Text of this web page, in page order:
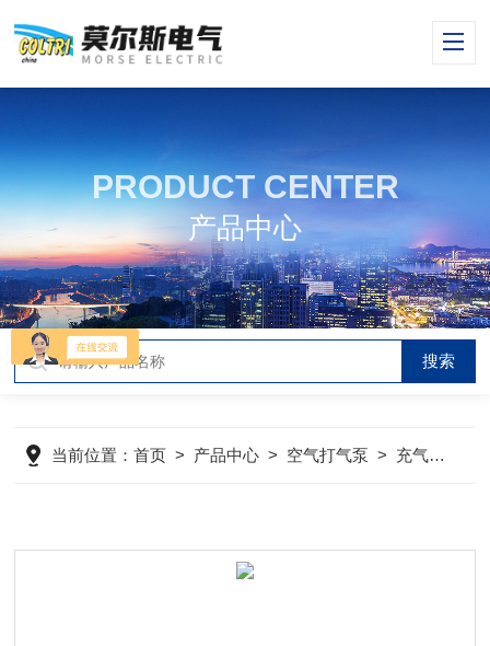
PRODUCT CENTER
产品中心
当前位置：首页 > 产品中心 > 空气打气泵 > 充气泵